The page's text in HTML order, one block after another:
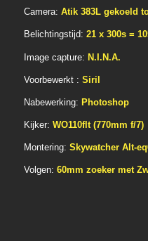
Camera: Atik 383L gekoeld
Belichtingstijd: 21 x 300s =
Image capture: N.I.N.A.
Voorbewerkt : Siril
Nabewerking: Photoshop
Kijker: WO110flt (770mm f/7)
Montering: Skywatcher Alt-
Volgen: 60mm zoeker met